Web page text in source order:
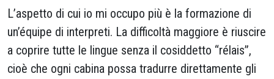
L’aspetto di cui io mi occupo più è la formazione di
un’équipe di interpreti. La difficoltà maggiore è riuscire
a coprire tutte le lingue senza il cosiddetto “rélais”,
cioè che ogni cabina possa tradurre direttamente gli